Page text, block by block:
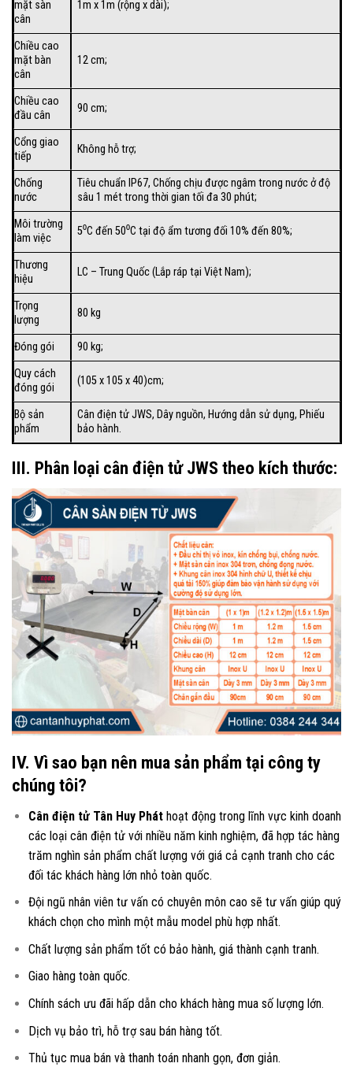
mặt sàn
cân
1m x 1m (rộng x dài);
Chiều cao
mặt bàn
cân
12 cm;
Chiều cao
đầu cân
90 cm;
Cổng giao
tiếp
Không hỗ trợ;
Chống
nước
Tiêu chuẩn IP67, Chống chịu được ngâm trong nước ở độ
sâu 1 mét trong thời gian tối đa 30 phút;
Môi trường
làm việc
5⁰C đến 50⁰C tại độ ẩm tương đối 10% đến 80%;
Thương
hiệu
LC – Trung Quốc (Lắp ráp tại Việt Nam);
Trọng
lượng
80 kg
Đóng gói
90 kg;
Quy cách
đóng gói
(105 x 105 x 40)cm;
Bộ sản
phẩm
Cân điện tử JWS, Dây nguồn, Hướng dẫn sử dụng, Phiếu
bảo hành.
III. Phân loại cân điện tử JWS theo kích thước:
IV. Vì sao bạn nên mua sản phẩm tại công ty
chúng tôi?
Cân điện tử Tân Huy Pháthoạt động trong lĩnh vực kinh doanh
các loại cân điện tửvới nhiều năm kinh nghiệm, đã hợp tác hàng
trăm nghìn sản phẩm chất lượng với giá cả cạnh tranh cho các
đối tác khách hàng lớn nhỏ toàn quốc.
Đội ngũ nhân viên tư vấn có chuyên môn cao sẽ tư vấn giúp quý
khách chọn cho mình một mẫu model phù hợp nhất.
Chất lượng sản phẩm tốt có bảo hành, giá thành cạnh tranh.
Giao hàng toàn quốc.
Chính sách ưu đãi hấp dẫn cho khách hàng mua số lượng lớn.
Dịch vụ bảo trì, hỗ trợ sau bán hàng tốt.
Thủ tục mua bán và thanh toán nhanh gọn, đơn giản.